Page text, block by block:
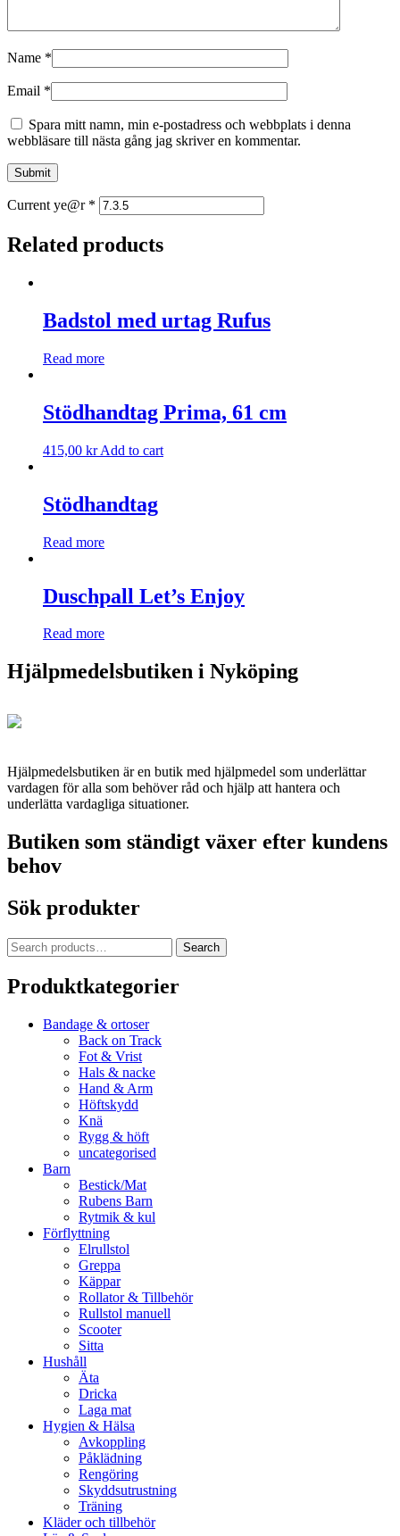
Name *
Email *
Spara mitt namn, min e-postadress och webbplats i denna
webbläsare till nästa gång jag skriver en kommentar.
Current ye@r *
Related products
Badstol med urtag Rufus
Read more
Stödhandtag Prima, 61 cm
415,00 kr Add to cart
Stödhandtag
Read more
Duschpall Let’s Enjoy
Read more
Hjälpmedelsbutiken i Nyköping
Hjälpmedelsbutiken är en butik med hjälpmedel som underlättar
vardagen för alla som behöver råd och hjälp att hantera och
underlätta vardagliga situationer.
Butiken som ständigt växer efter kundens
behov
Sök produkter
Search
for:
Search
Produktkategorier
Bandage & ortoser
Back on Track
Fot & Vrist
Hals & nacke
Hand & Arm
Höftskydd
Knä
Rygg & höft
uncategorised
Barn
Bestick/Mat
Rubens Barn
Rytmik & kul
Förflyttning
Elrullstol
Greppa
Käppar
Rollator & Tillbehör
Rullstol manuell
Scooter
Sitta
Hushåll
Äta
Dricka
Laga mat
Hygien & Hälsa
Avkoppling
Påklädning
Rengöring
Skyddsutrustning
Träning
Kläder och tillbehör